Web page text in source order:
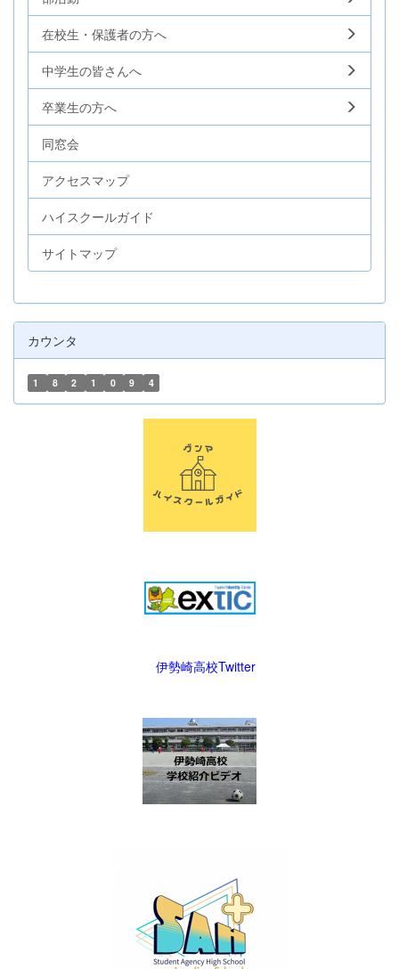
在校生・保護者の方へ
中学生の皆さんへ
卒業生の方へ
同窓会
アクセスマップ
ハイスクールガイド
サイトマップ
カウンタ
1 8 2 1 0 9 4
伊勢崎高校Twitter